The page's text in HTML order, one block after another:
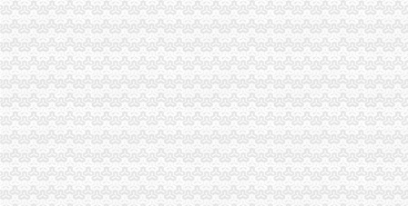
提供济南地区虚拟公司注册地址
为什么选择上海虚拟地址注册公司？虚拟地址注册有风险吗？
虚拟地址注册公司条件,上海诺唐,-爱喇叭网
什么是虚拟地址注册公司？是否合？-公司注册-桔子会计
公司虚拟地址公司注册地址出租-北京58同城
提供北京注册公司地址虚拟注册地址【今日推荐网-北京工商/税务/财务】
用虚拟地址在张江注册公司
【用虚拟地址注册公司是否安全】-白云机场路易登网
提供公司注册地址,广州虚拟地址,公司注册虚拟地址-供应信息-环